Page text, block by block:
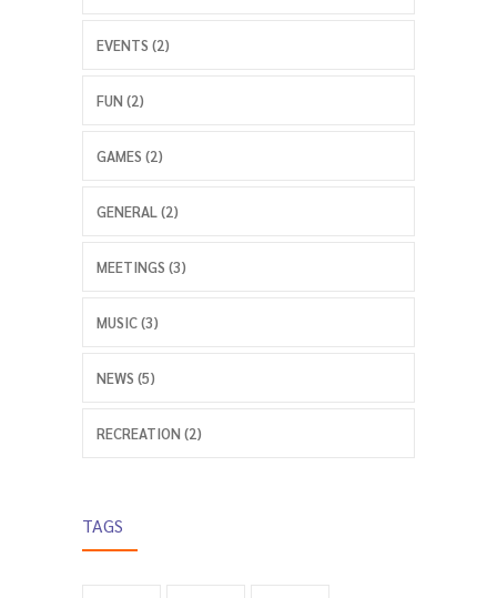
EVENTS (2)
FUN (2)
GAMES (2)
GENERAL (2)
MEETINGS (3)
MUSIC (3)
NEWS (5)
RECREATION (2)
TAGS